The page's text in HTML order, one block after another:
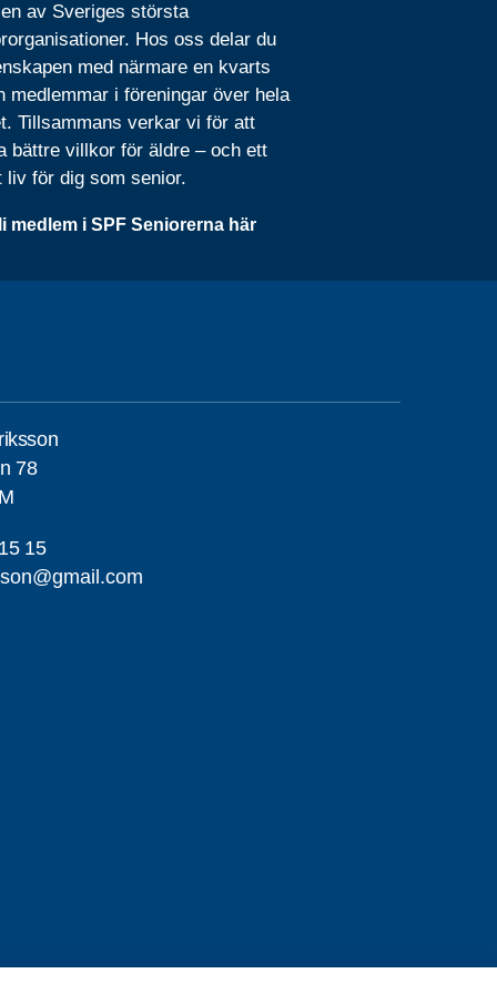
av Sveriges största
Hos oss delar du
med närmare en kvarts
medlemmar i föreningar över hela
Tillsammans verkar vi för att
bättre villkor för äldre – och ett
liv för dig som senior.
medlem i SPF Seniorerna här
78
15